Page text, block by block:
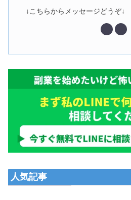
↓こちらからメッセージどうぞ↓
人気記事